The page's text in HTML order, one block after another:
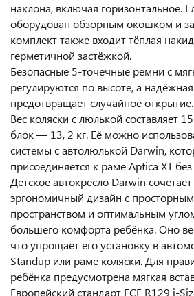
наклона, включая горизонтальное.
оборудован обзорным окошком и
комплект также входит тёплая
герметичной застёжкой.
Безопасные 5-точечные ремни с
регулируются по высоте, а
предотвращает случайное открытие.
Вес коляски с люлькой составляет
блок — 13, 2 кг. Её можно
системы с автолюлькой Darwin,
присоединяется к раме Aptica XT
Детское автокресло Darwin
эргономичный дизайн с
пространством и оптимальным
большего комфорта ребёнка. Оно
что упрощает его установку в
Standup или раме коляски. Для
ребёнка предусмотрена мягкая
Европейский стандарт ECE R129 i-